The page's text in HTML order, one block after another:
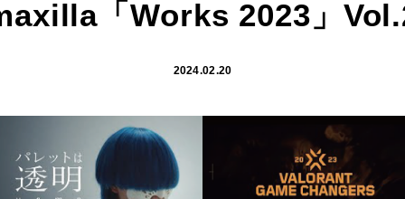
「Works 2023」
2024.02.20